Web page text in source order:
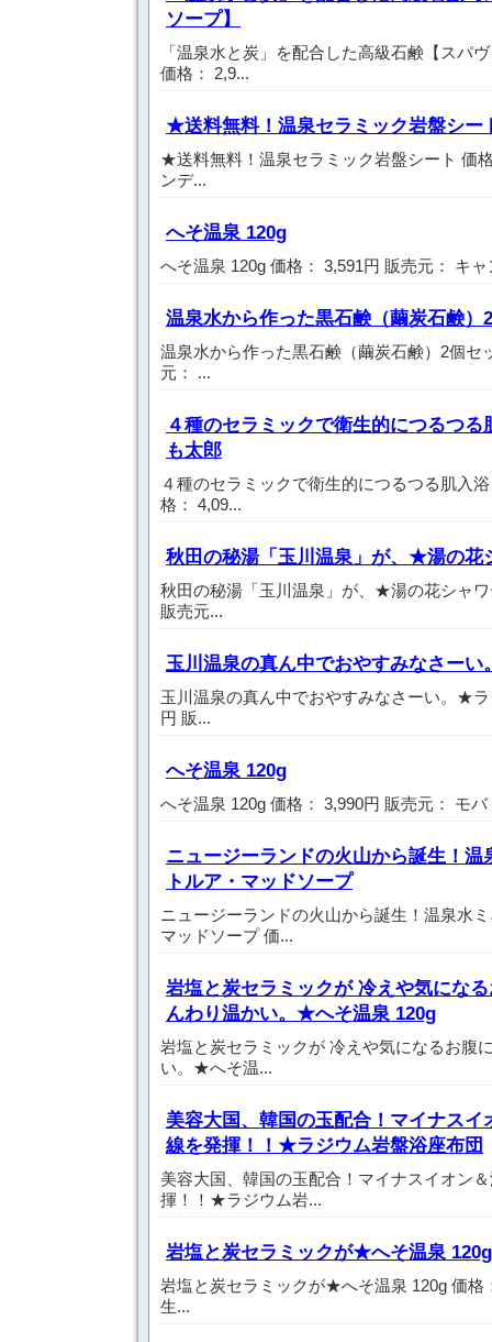
ソープ】
「温泉水と炭」を配合した高級石鹸【スパ
価格： 2,9...
★送料無料！温泉セラミック岩盤シー
★送料無料！温泉セラミック岩盤シート 価
ンデ...
へそ温泉 120g
へそ温泉 120g 価格： 3,591円 販売元： キ
温泉水から作った黒石鹸（繭炭石鹸）
温泉水から作った黒石鹸（繭炭石鹸）2個セ
元： ...
４種のセラミックで衛生的につるつ
も太郎
４種のセラミックで衛生的につるつる肌入
格： 4,09...
秋田の秘湯「玉川温泉」が、★湯の花
秋田の秘湯「玉川温泉」が、★湯の花シャ
販売元...
玉川温泉の真ん中でおやすみなさー
玉川温泉の真ん中でおやすみなさーい。★
円 販...
へそ温泉 120g
へそ温泉 120g 価格： 3,990円 販売元： モ
ニュージーランドの火山から誕生！
トルア・マッドソープ
ニュージーランドの火山から誕生！温泉水
マッドソープ 価...
岩塩と炭セラミックが 冷えや気にな
んわり温かい。★へそ温泉 120g
岩塩と炭セラミックが 冷えや気になるお腹
い。★へそ温...
美容大国、韓国の玉配合！マイナスイ
線を発揮！！★ラジウム岩盤浴座布団
美容大国、韓国の玉配合！マイナスイオン
揮！！★ラジウム岩...
岩塩と炭セラミックが★へそ温泉 120g
岩塩と炭セラミックが★へそ温泉 120g 価格
生...